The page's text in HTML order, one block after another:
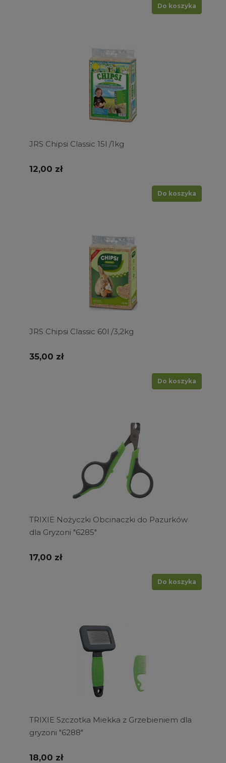
Do koszyka
JRS Chipsi Classic 15l /1kg
12,00 zł
Do koszyka
JRS Chipsi Classic 60l /3,2kg
35,00 zł
Do koszyka
TRIXIE Nożyczki Obcinaczki do Pazurków
dla Gryzoni "6285"
17,00 zł
Do koszyka
TRIXIE Szczotka Miekka z Grzebieniem dla
gryzoni "6288"
18,00 zł